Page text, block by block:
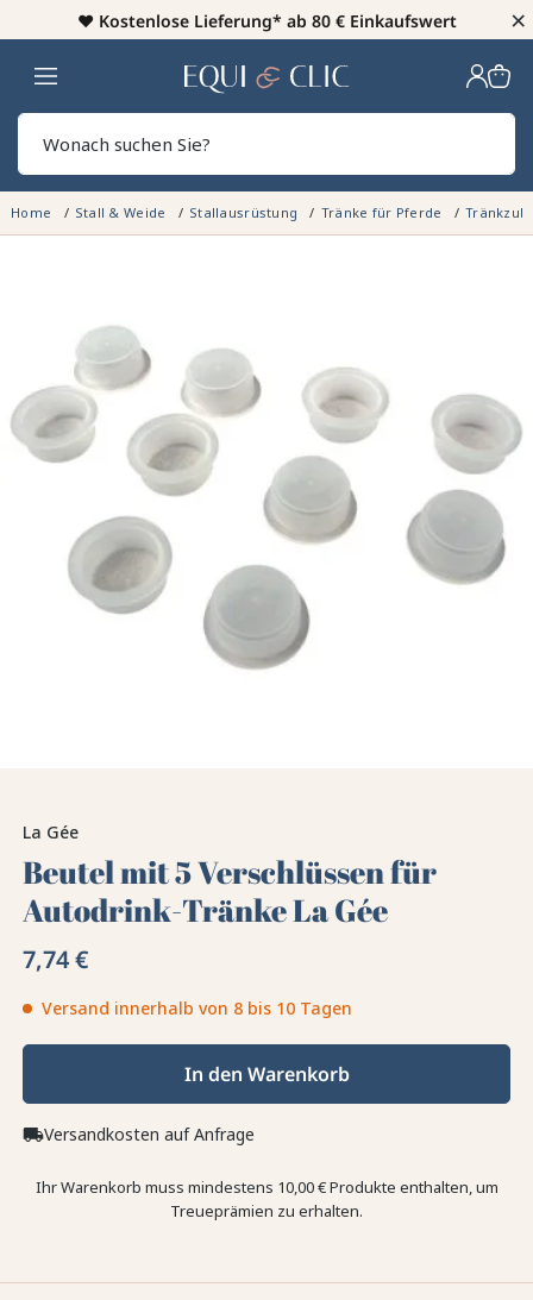
♥️ Kostenlose Lieferung* ab 80 € Einkaufswert ×
Heim
Home Stall & Weide Stallausrüstung Tränke für Pferde
La Gée
Beutel mit 5 Verschlüssen für
Autodrink-Tränke La Gée
7,74 €
Versand innerhalb von 8 bis 10 Tagen
In den Warenkorb
local_shippingVersandkosten auf Anfrage
Ihr Warenkorb muss mindestens 10,00 € Produkte enthalten, um
Treueprämien zu erhalten.